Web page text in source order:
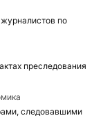
по
преследования
следовавшими